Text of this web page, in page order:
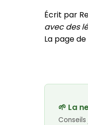
Écrit par
avec des
La page
🌱 La